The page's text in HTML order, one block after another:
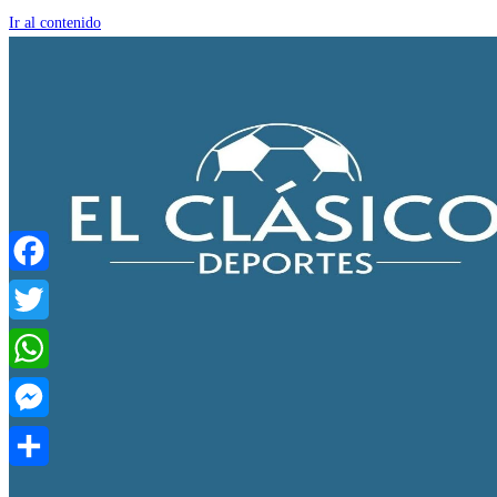
Ir al contenido
Facebook
Twitter
WhatsApp
Messenger